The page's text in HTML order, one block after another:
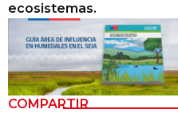
ecosistemas.
COMPARTIR